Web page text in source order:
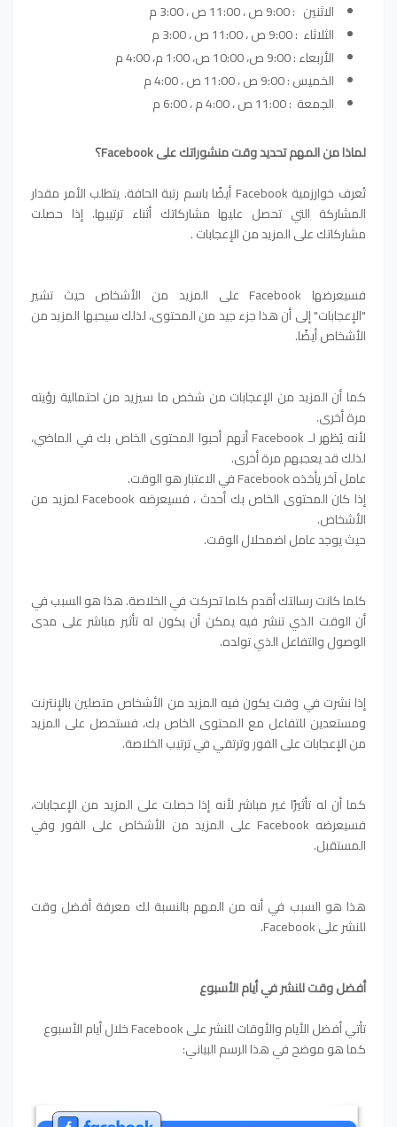
الاثنين : 9:00 ص ، 11:00 ص ، 3:00 م
الثلاثاء : 9:00 ص ، 11:00 ص ، 3:00 م
الأربعاء : 9:00 ص، 10:00 ص، 1:00 م، 4:00 م
الخميس : 9:00 ص ، 11:00 ص ، 4:00 م
الجمعة : 11:00 ص ، 4:00 م ، 6:00 م
لماذا من المهم تحديد وقت منشوراتك على Facebook؟
تُعرف خوارزمية Facebook أيضًا باسم رتبة الحافة. يتطلب الأمر مقدار
المشاركة التي تحصل عليها مشاركاتك أثناء ترتيبها.إذا حصلت
مشاركاتك على المزيد من الإعجابات .
فسيعرضها Facebook على المزيد من الأشخاص حيث تشير
"الإعجابات" إلى أن هذا جزء جيد من المحتوى، لذلك سيحبها المزيد من
الأشخاص أيضًا.
كما أن المزيد من الإعجابات من شخص ما سيزيد من احتمالية رؤيته
مرة أخرى.
لأنه يُظهر لـ Facebook أنهم أحبوا المحتوى الخاص بك في الماضي،
لذلك قد يعجبهم مرة أخرى.
عامل آخر يأخذه Facebook في الاعتبار هو الوقت.
إذا كان المحتوى الخاص بك أحدث ، فسيعرضه Facebook لمزيد من
الأشخاص.
حيث يوجد عامل اضمحلال الوقت.
كلما كانت رسالتك أقدم كلما تحركت في الخلاصة. هذا هو السبب في
أن الوقت الذي تنشر فيه يمكن أن يكون له تأثير مباشر على مدى
الوصول والتفاعل الذي تولده.
إذا نشرت في وقت يكون فيه المزيد من الأشخاص متصلين بالإنترنت
ومستعدين للتفاعل مع المحتوى الخاص بك، فستحصل على المزيد
من الإعجابات على الفور وترتقي في ترتيب الخلاصة.
كما أن له تأثيرًا غير مباشر لأنه إذا حصلت على المزيد من الإعجابات،
فسيعرضه Facebook على المزيد من الأشخاص على الفور وفي
المستقبل.
هذا هو السبب في أنه من المهم بالنسبة لك معرفة أفضل وقت
للنشر على Facebook.
أفضل وقت للنشر في أيام الأسبوع
تأتي أفضل الأيام والأوقات للنشر على Facebook خلال أيام الأسبوع
كما هو موضح في هذا الرسم البياني: